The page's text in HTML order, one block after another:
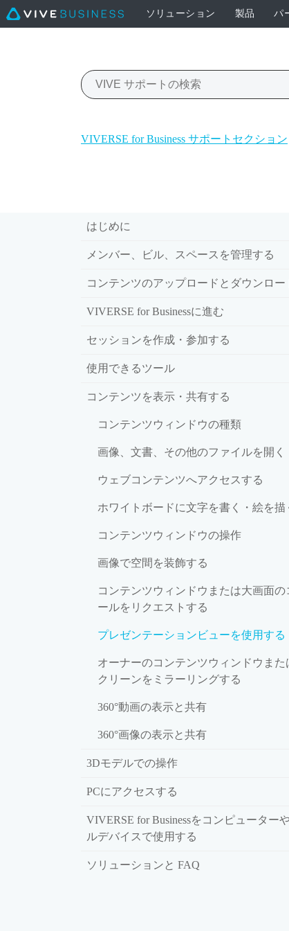
ソリューション 製品 パ
VIVERSE for Business サポートセクション
はじめに
メンバー、ビル、スペースを管理する
コンテンツのアップロードとダウンロー
VIVERSE for Businessに進む
セッションを作成・参加する
使用できるツール
コンテンツを表示・共有する
コンテンツウィンドウの種類
画像、文書、その他のファイルを開く
ウェブコンテンツへアクセスする
ホワイトボードに文字を書く・絵を描
コンテンツウィンドウの操作
画像で空間を装飾する
コンテンツウィンドウまたは大画面の
ールをリクエストする
プレゼンテーションビューを使用する
オーナーのコンテンツウィンドウまた
クリーンをミラーリングする
360°動画の表示と共有
360°画像の表示と共有
3Dモデルでの操作
PCにアクセスする
VIVERSE for Businessをコンピューター
ルデバイスで使用する
ソリューションと FAQ